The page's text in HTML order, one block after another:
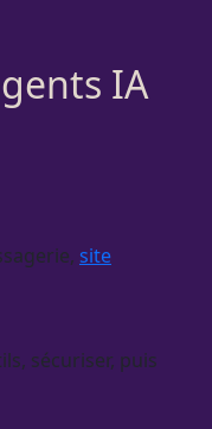
IA
site
sécuriser, puis